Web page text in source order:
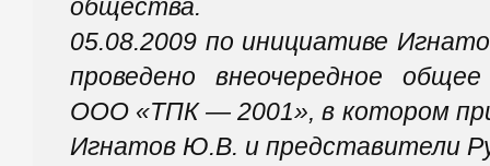
общества.
05.08.2009 по инициативе
проведено внеочередное
ООО «ТПК — 2001», в котором
Игнатов Ю.В. и представители